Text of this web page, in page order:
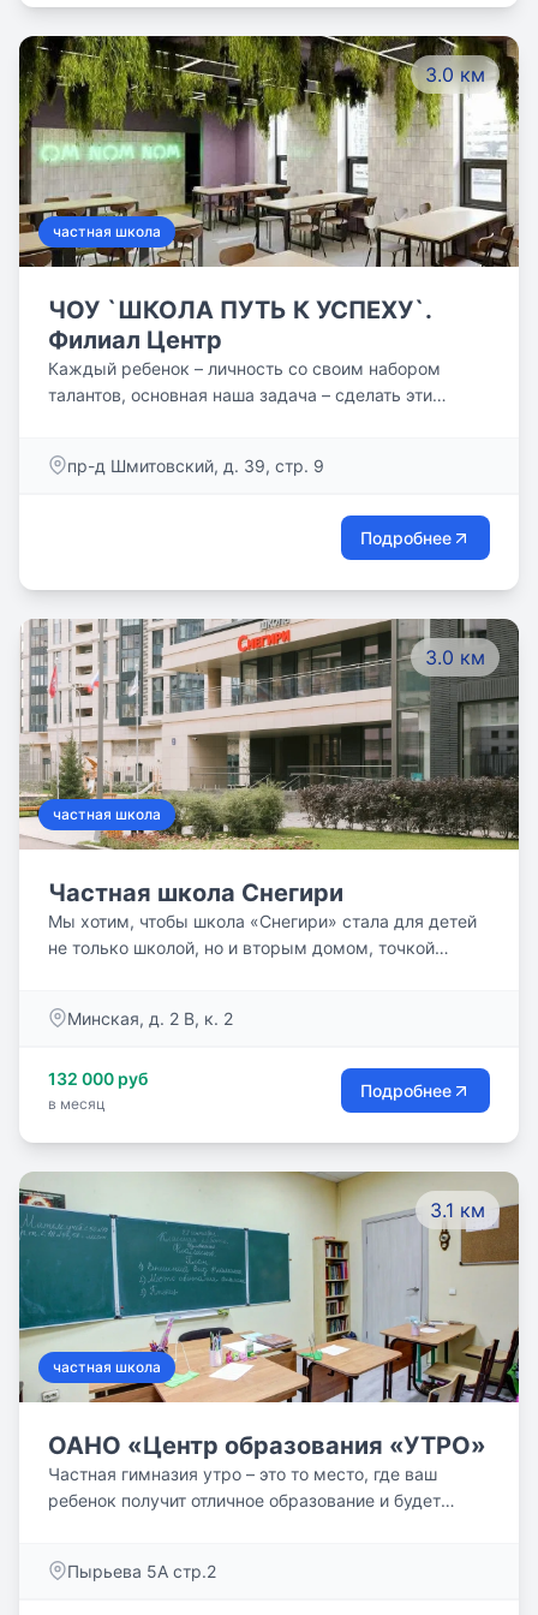
недостаточно для успешного поступления в частная
школа.
3.0 км
частная школа
ЧОУ `ШКОЛА ПУТЬ К УСПЕХУ`.
Филиал Центр
Каждый ребенок – личность со своим набором
талантов, основная наша задача – сделать эти
пр-д Шмитовский, д. 39, стр. 9
Подробнее
3.0 км
частная школа
Частная школа Снегири
Мы хотим, чтобы школа «Снегири» стала для детей
не только школой, но и вторым домом, точкой
проектам.
Минская, д. 2 В, к. 2
132 000 руб
в месяц
Подробнее
3.1 км
частная школа
ОАНО «Центр образования «УТРО»
Частная гимназия утро – это то место, где ваш
ребенок получит отличное образование и будет
Пырьева 5А стр.2